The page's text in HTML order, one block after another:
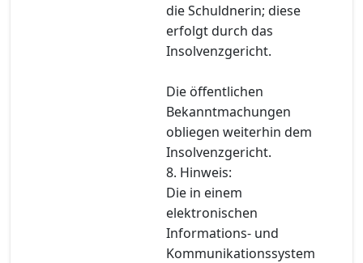
die Schuldnerin; diese
erfolgt durch das
Insolvenzgericht.
Die öffentlichen
Bekanntmachungen
obliegen weiterhin dem
Insolvenzgericht.
8. Hinweis:
Die in einem
elektronischen
Informations- und
Kommunikationssystem